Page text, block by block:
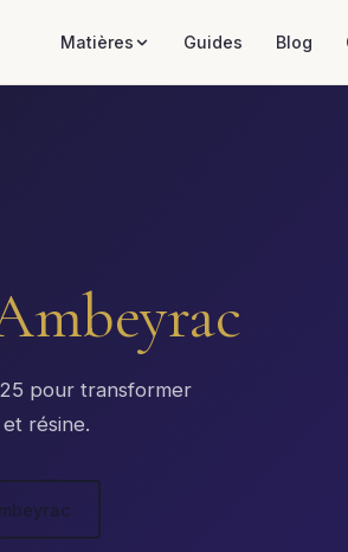
Matières Guides Blog
pour transformer
résine.